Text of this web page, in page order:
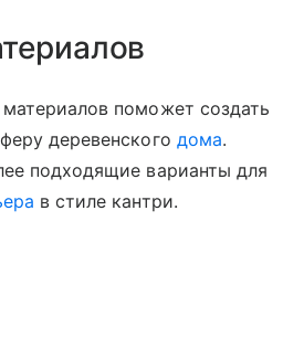
поможет создать
деревенского дома.
подходящие варианты для
в стиле кантри.